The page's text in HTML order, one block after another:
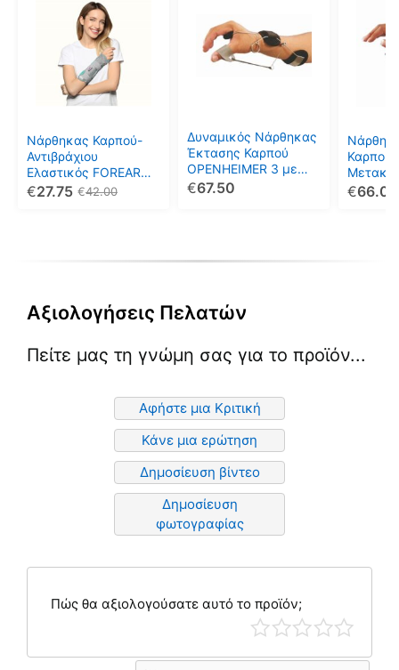
Νάρθηκας Καρπού-
Αντιβράχιου
Ελαστικός FOREARM
SPLINT UNIVERSAL
42.00
€
27.75
€
πολλαπλές
παραλλαγές.
μπορούν
να
επιλεγούν
στη
Δυναμικός Νάρθηκας
Έκτασης Καρπού
OPENHEIMER 3 με
Έλεγχο Απαγωγής
67.50
€
έχει
πολλαπλές
παραλλαγές.
μπορούν
να
επιλεγούν
στη
Καρπού
UP66.00
€
έχει
να
στη
Αξιολογήσεις Πελατών
Πείτε μας τη γνώμη σας για το προϊόν...
Αφήστε μια Κριτική
Κάνε μια ερώτηση
Δημοσίευση βίντεο
Δημοσίευση
φωτογραφίας
Πώς θα αξιολογούσατε αυτό το προϊόν;